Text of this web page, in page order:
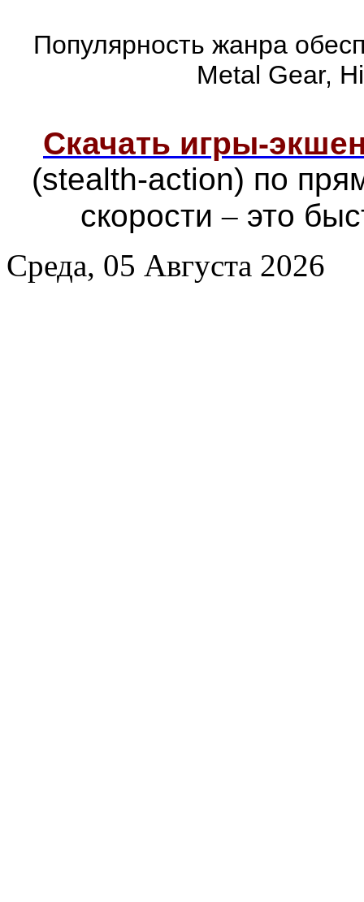
Популярность жанра
Metal Gear,
Скачать игры-
(stealth-action) по
скорости– это
Среда, 05 Августа 2026